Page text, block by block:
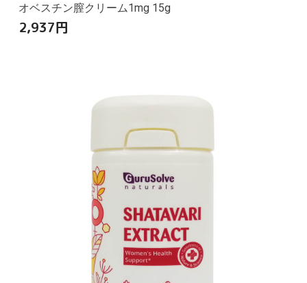
オベスチン膣クリーム1mg 15g
2,937円